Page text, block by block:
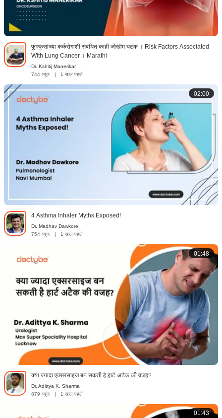
फुफ्फुसांच्या कर्करोगाशी संबंधित काही जोखीम घटक । Risk Factors Associated
With Lung Cancer । Marathi
Dr. Kshitij Manerikar
744 व्यूज़
| 1 साल पहले
02:00
4 Asthma Inhaler Myths Exposed!
Dr. Madhav Dawkore
754 व्यूज़
| 1 साल पहले
01:48
क्या ज्यादा एक्सरसाइज बन सकती है हार्ट अटैक की वजह?
Dr. Adittya K. Sharma
879 व्यूज़
| 1 साल पहले
01:43